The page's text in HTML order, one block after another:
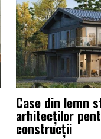
Case din lemn
arhitecților
construcții